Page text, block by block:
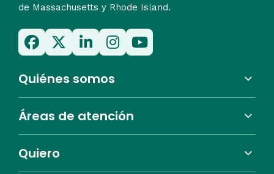
de Massachusetts y Rhode Island.
Quiénes somos
Áreas de atención
Quiero